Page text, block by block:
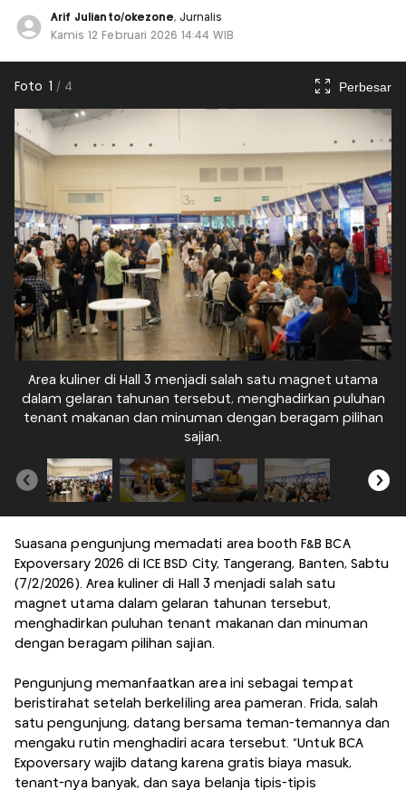
Arif Julianto/okezone, Jurnalis
Kamis 12 Februari 2026 14:44 WIB
Foto 1 / 4 Perbesar
Area kuliner di Hall 3 menjadi salah satu magnet utama
dalam gelaran tahunan tersebut, menghadirkan puluhan
tenant makanan dan minuman dengan beragam pilihan
sajian.
Suasana pengunjung memadati area booth F&B BCA
Expoversary 2026 di ICE BSD City, Tangerang, Banten, Sabtu
(7/2/2026). Area kuliner di Hall 3 menjadi salah satu
magnet utama dalam gelaran tahunan tersebut,
menghadirkan puluhan tenant makanan dan minuman
dengan beragam pilihan sajian.
Pengunjung memanfaatkan area ini sebagai tempat
beristirahat setelah berkeliling area pameran. Frida, salah
satu pengunjung, datang bersama teman-temannya dan
mengaku rutin menghadiri acara tersebut. “Untuk BCA
Expoversary wajib datang karena gratis biaya masuk,
tenant-nya banyak, dan saya belanja tipis-tipis